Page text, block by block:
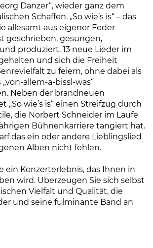
Danzer“, wieder ganz dem
Schaffen. „So wie’s is“ – das
allesamt aus eigener Feder
geschrieben, gesungen,
produziert. 13 neue Lieder im
und sich die Freiheit
zu feiern, ohne dabei als
allem-a-bissl-was“
Neben der brandneuen
„So wie’s is“ einen Streifzug durch
die Norbert Schneider im Laufe
Bühnenkarriere tangiert hat.
das ein oder andere Lieblingslied
Alben nicht fehlen.
ein Konzerterlebnis, das Ihnen in
wird. Überzeugen Sie sich selbst
Vielfalt und Qualität, die
und seine fulminante Band an